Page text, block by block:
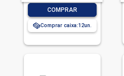
COMPRAR
Comprar caixa:12